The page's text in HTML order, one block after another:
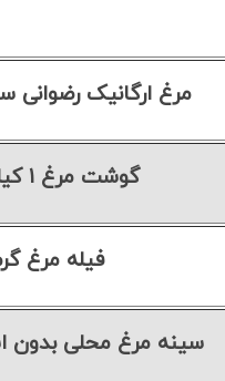
مرغ ارگانیک رضوانی
گوشت مرغ ۱ کیلوگرم
فیله مرغ
سینه مرغ محلی بدون